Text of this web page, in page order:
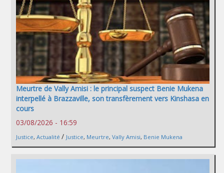
Meurtre de Vally Amisi : le principal suspect Benie Mukena
interpellé à Brazzaville, son transfèrement vers Kinshasa en
cours
03/08/2026 - 16:59
Justice, Actualité / Justice, Meurtre, Vally Amisi, Benie Mukena